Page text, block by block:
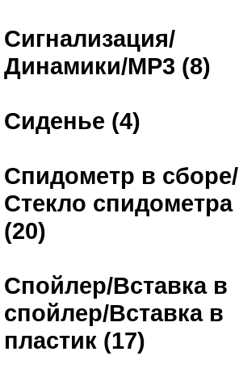
Сигнализация/
Динамики/MP3 (8)
Сиденье (4)
Спидометр в сборе/
Стекло спидометра
(20)
Спойлер/Вставка в
спойлер/Вставка в
пластик (17)